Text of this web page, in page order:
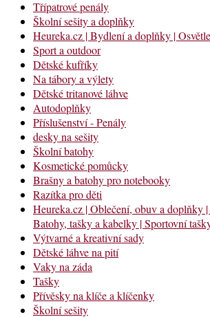
Třípatrové penály
Školní sešity a doplňky
Heureka.cz | Bydlení a doplňky |
Sport a outdoor
Dětské kufříky
Na tábory a výlety
Dětské tritanové láhve
Autodoplňky
Příslušenství - Penály
desky na sešity
Školní batohy
Kosmetické pomůcky
Brašny a batohy pro notebooky
Razítka pro děti
Heureka.cz | Oblečení, obuv a doplňky
Batohy, tašky a kabelky | Sportovní
Výtvarné a kreativní sady
Dětské láhve na pití
Vaky na záda
Tašky
Přívěsky na klíče a klíčenky
Školní sešity